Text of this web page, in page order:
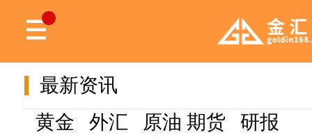
最新资讯
黄金
外汇 原油 期货
研报